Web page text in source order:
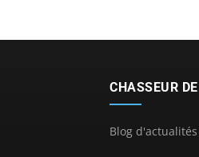
CHASSEUR
Blog